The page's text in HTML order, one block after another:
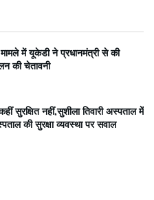
मामले में यूकेडी ने प्रधानमंत्री से की
की चेतावनी
सुरक्षित नहीं,सुशीला तिवारी अस्पताल में
की सुरक्षा व्यवस्था पर सवाल